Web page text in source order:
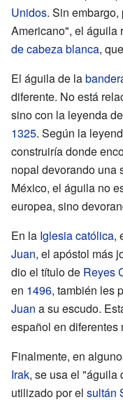
Unidos. Sin
Americano", el águila
de cabeza blanca,
El águila de la
diferente. No está
sino con la leyenda
1325. Según la
construiría donde
nopal devorando una
México, el águila no
europea, sino
En la Iglesia católica,
Juan, el apóstol más
dio el título de Reyes
en 1496, también les
Juan a su escudo.
español en diferentes
Finalmente, en
Irak, se usa el "águila
utilizado por el sultán